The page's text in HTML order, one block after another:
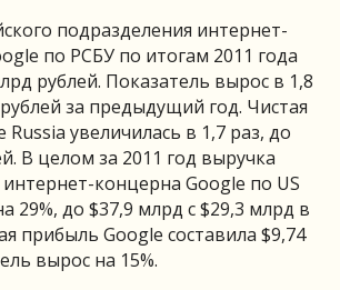
подразделения интернет-
по РСБУ по итогам 2011 года
рублей. Показатель вырос в 1,8
за предыдущий год. Чистая
увеличилась в 1,7 раз, до
В целом за 2011 год выручка
концерна Google по US
29%, до $37,9 млрд с $29,3 млрд в
прибыль Google составила $9,74
вырос на 15%.